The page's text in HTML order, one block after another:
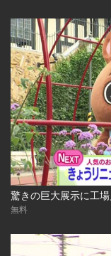
無料